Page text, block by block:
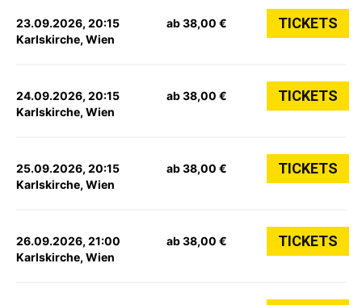
23.09.2026, 20:15
Karlskirche, Wien
ab 38,00 € TICKETS
24.09.2026, 20:15
Karlskirche, Wien
ab 38,00 € TICKETS
25.09.2026, 20:15
Karlskirche, Wien
ab 38,00 € TICKETS
26.09.2026, 21:00
Karlskirche, Wien
ab 38,00 € TICKETS